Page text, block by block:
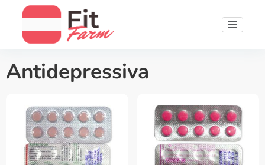
Antidepressiva